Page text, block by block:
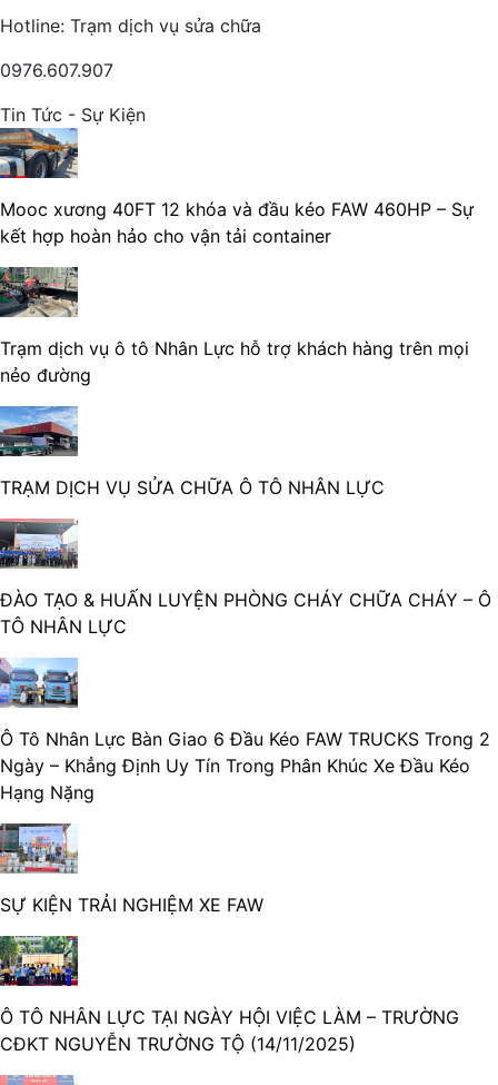
Hotline: Trạm dịch vụ sửa chữa
0976.607.907
Tin Tức - Sự Kiện
Mooc xương 40FT 12 khóa và đầu kéo FAW 460HP – Sự
kết hợp hoàn hảo cho vận tải container
Trạm dịch vụ ô tô Nhân Lực hỗ trợ khách hàng trên mọi
nẻo đường
TRẠM DỊCH VỤ SỬA CHỮA Ô TÔ NHÂN LỰC
ĐÀO TẠO & HUẤN LUYỆN PHÒNG CHÁY CHỮA CHÁY – Ô
TÔ NHÂN LỰC
Ô Tô Nhân Lực Bàn Giao 6 Đầu Kéo FAW TRUCKS Trong 2
Ngày – Khẳng Định Uy Tín Trong Phân Khúc Xe Đầu Kéo
Hạng Nặng
SỰ KIỆN TRẢI NGHIỆM XE FAW
Ô TÔ NHÂN LỰC TẠI NGÀY HỘI VIỆC LÀM – TRƯỜNG
CĐKT NGUYỄN TRƯỜNG TỘ (14/11/2025)